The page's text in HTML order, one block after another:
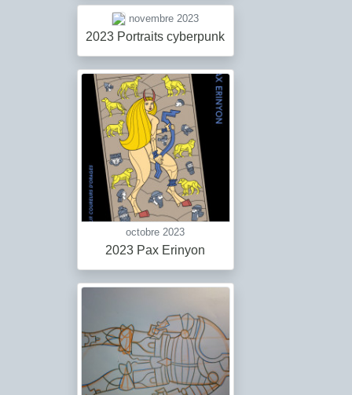
novembre 2023
2023 Portraits cyberpunk
octobre 2023
2023 Pax Erinyon